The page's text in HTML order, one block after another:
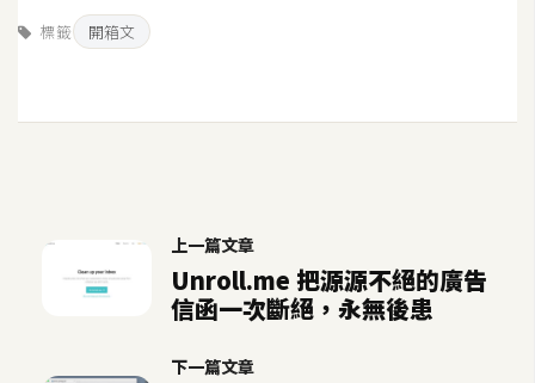
標籤 開箱文
上一篇文章
Unroll.me 把源源不絕的廣告
信函一次斷絕，永無後患
下一篇文章